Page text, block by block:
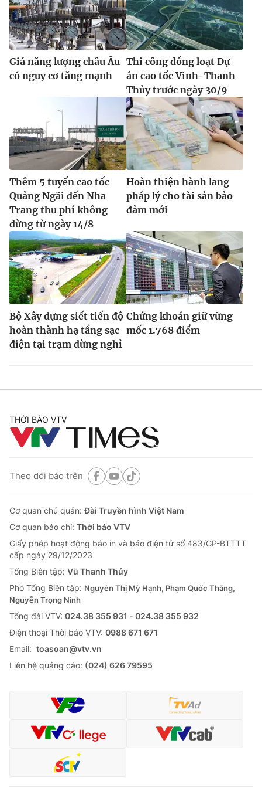
Ðiện thoại Thời báo VTV:024.66 897 897
Email:toasoan@vtv.vn
Liên hệ quảng cáo:024-7300.7108
® Cấm sao chép dưới mọi hình thức nếu không có sự chấp
thuận bằng văn bản. Ghi rõ nguồn VTV.vn khi phát hành lại
thông tin từ website này.
Giá năng lượng châu Âu
có nguy cơ tăng mạnh
Thi công đồng loạt Dự
án cao tốc Vinh-Thanh
Thủy trước ngày 30/9
Thêm 5 tuyến cao tốc
Quảng Ngãi đến Nha
Trang thu phí không
dừng từ ngày 14/8
Hoàn thiện hành lang
pháp lý cho tài sản bảo
đảm mới
Bộ Xây dựng siết tiến độ
hoàn thành hạ tầng sạc
điện tại trạm dừng nghỉ
Chứng khoán giữ vững
mốc 1.768 điểm
THỜI BÁO VTV
Theo dõi báo trên
Cơ quan chủ quản:Đài Truyền hình Việt Nam
Cơ quan báo chí: Thời báo VTV
Giấy phép hoạt động báo in và báo điện tử số 483/GP-BTTTT
cấp ngày 29/12/2023
Tổng Biên tập: Vũ Thanh Thủy
Phó Tổng Biên tập: Nguyễn Thị Mỹ Hạnh, Phạm Quốc Thắng,
Nguyễn Trọng Ninh
Tổng đài VTV: 024.38 355 931 - 024.38 355 932
Ðiện thoại Thời báo VTV: 0988 671 671
Email: toasoan@vtv.vn
Liên hệ quảng cáo: (024) 626 79595